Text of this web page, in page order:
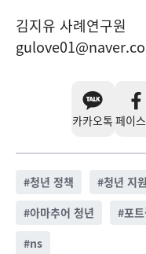
김지유 사례연구원
카카오톡 페이
#청년 정책 #청년 지원
#아마추어 청년 #포
#ns